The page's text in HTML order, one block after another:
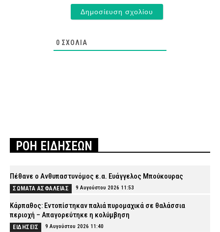
0 ΣΧΌΛΙΑ
ΡΟΗ ΕΙΔΗΣΕΩΝ
Πέθανε ο Ανθυπαστυνόμος ε.α. Ευάγγελος Μπούκουρας
ΣΩΜΑΤΑ ΑΣΦΑΛΕΙΑΣ 9 Αυγούστου 2026 11:53
Κάρπαθος: Εντοπίστηκαν παλιά πυρομαχικά σε θαλάσσια
περιοχή – Απαγορεύτηκε η κολύμβηση
ΕΙΔΗΣΕΙΣ 9 Αυγούστου 2026 11:40